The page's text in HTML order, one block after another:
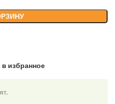
избранное